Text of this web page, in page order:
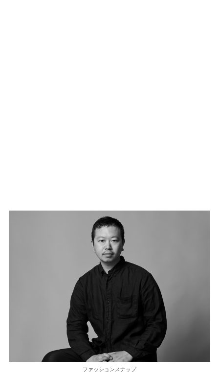
ファッションスナップ